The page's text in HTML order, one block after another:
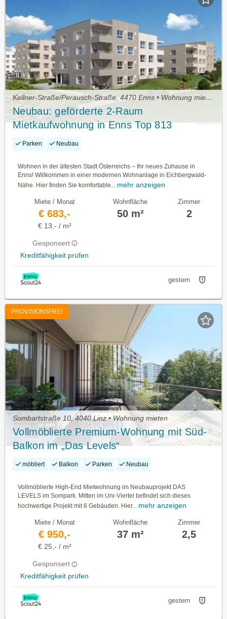
Kellner-Straße/Perausch-Straße, 4470 Enns • Wohnung mieten
Neubau: geförderte 2-Raum
Mietkaufwohnung in Enns Top 813
Parken Neubau
Wohnen in der ältesten Stadt Österreichs – Ihr neues Zuhause in
Enns! Willkommen in einer modernen Wohnanlage in Eichbergwald-
Nähe. Hier finden Sie komfortable... mehr anzeigen
Miete / Monat
€ 683,-
€ 13,- / m²
Gesponsert
Kreditfähigkeit prüfen
Wohnfläche
50 m²
Zimmer
2
gestern
PROVISIONSFREI
Sombartstraße 10, 4040 Linz • Wohnung mieten
Vollmöblierte Premium-Wohnung mit Süd-
Balkon im „Das Levels“
möbliert Balkon Parken Neubau
Vollmöblierte High-End Mietwohnung im Neubauprojekt DAS
LEVELS im Sompark. Mitten im Uni-Viertel befindet sich dieses
hochwertige Projekt mit 6 Gebäuden. Hier... mehr anzeigen
Miete / Monat
€ 950,-
€ 25,- / m²
Gesponsert
Kreditfähigkeit prüfen
Wohnfläche
37 m²
Zimmer
2,5
gestern